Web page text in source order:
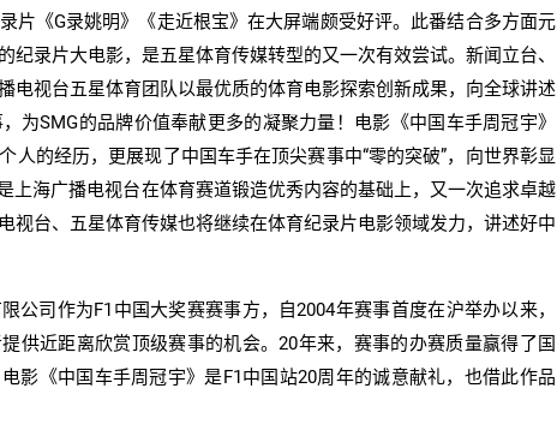
片《G录姚明》《走近根宝》在大屏端颇受好评。此番结合多方面元
纪录片大电影，是五星体育传媒转型的又一次有效尝试。新闻立台、
电视台五星体育团队以最优质的体育电影探索创新成果，向全球讲述
为SMG的品牌价值奉献更多的凝聚力量！电影《中国车手周冠宇》
人的经历，更展现了中国车手在顶尖赛事中“零的突破”，向世界彰显
上海广播电视台在体育赛道锻造优秀内容的基础上，又一次追求卓越
视台、五星体育传媒也将继续在体育纪录片电影领域发力，讲述好中
公司作为F1中国大奖赛赛事方，自2004年赛事首度在沪举办以来，
供近距离欣赏顶级赛事的机会。20年来，赛事的办赛质量赢得了国
影《中国车手周冠宇》是F1中国站20周年的诚意献礼，也借此作品